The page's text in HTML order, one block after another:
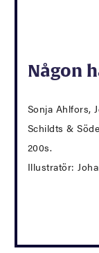
Någon
Sonja Ahlfors,
Schildts &
200s.
Illustratör: